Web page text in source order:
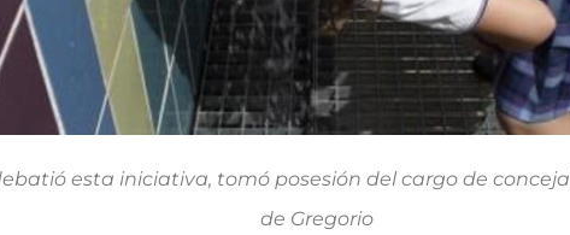
esta iniciativa, tomó posesión del cargo de
de Gregorio